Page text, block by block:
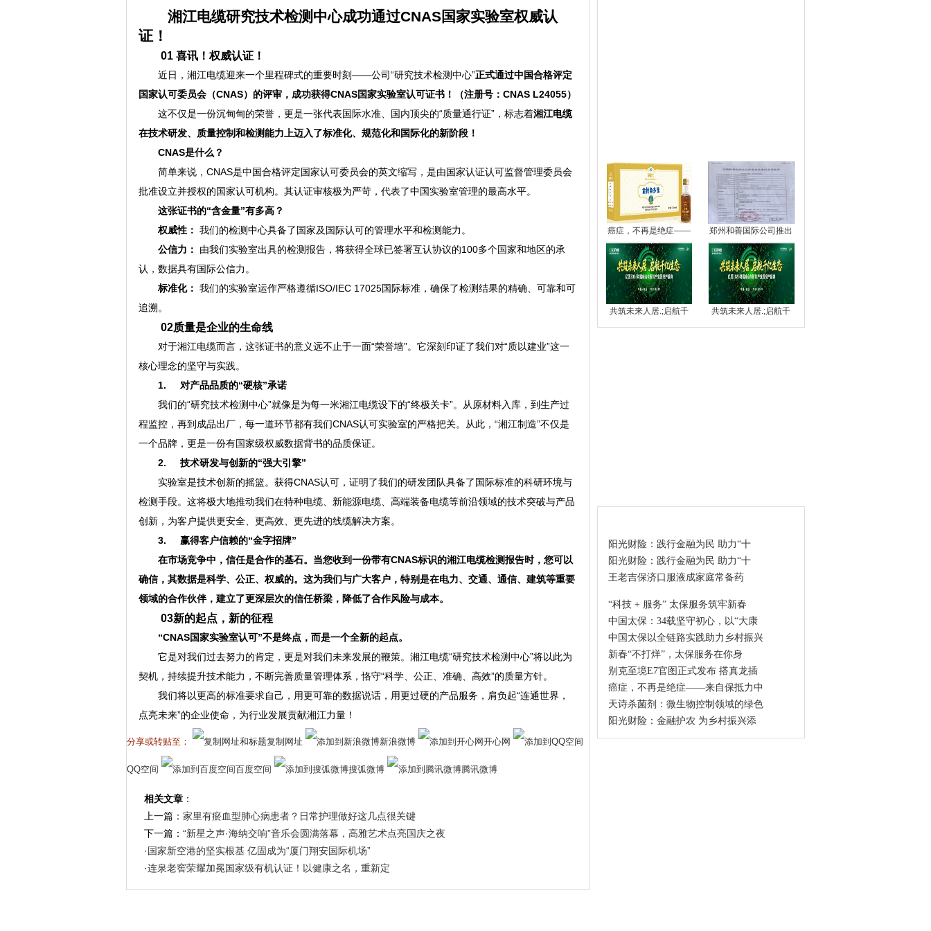
湘江电缆研究技术检测中心成功通过CNAS国家实验室权威认
证！
01 喜讯！权威认证！
近日，湘江电缆迎来一个里程碑式的重要时刻——公司“研究技术检测中心”正式通过中国合格评定
国家认可委员会（CNAS）的评审，成功获得CNAS国家实验室认可证书！（注册号：CNAS L24055）
这不仅是一份沉甸甸的荣誉，更是一张代表国际水准、国内顶尖的“质量通行证”，标志着湘江电缆
在技术研发、质量控制和检测能力上迈入了标准化、规范化和国际化的新阶段！
CNAS是什么？
简单来说，CNAS是中国合格评定国家认可委员会的英文缩写，是由国家认证认可监督管理委员会
批准设立并授权的国家认可机构。其认证审核极为严苛，代表了中国实验室管理的最高水平。
这张证书的“含金量”有多高？
权威性： 我们的检测中心具备了国家及国际认可的管理水平和检测能力。
公信力：
由我们实验室出具的检测报告，将获得全球已签署互认协议的100多个国家和地区的承
认，数据具有国际公信力。
标准化： 我们的实验室运作严格遵循ISO/IEC 17025国际标准，确保了检测结果的精确、可靠和可
追溯。
02质量是企业的生命线
对于湘江电缆而言，这张证书的意义远不止于一面“荣誉墙”。它深刻印证了我们对“质以建业”这一
核心理念的坚守与实践。
1. 对产品品质的“硬核”承诺
我们的“研究技术检测中心”就像是为每一米湘江电缆设下的“终极关卡”。从原材料入库，到生产过
程监控，再到成品出厂，每一道环节都有我们CNAS认可实验室的严格把关。从此，“湘江制造”不仅是
一个品牌，更是一份有国家级权威数据背书的品质保证。
2. 技术研发与创新的“强大引擎”
实验室是技术创新的摇篮。获得CNAS认可，证明了我们的研发团队具备了国际标准的科研环境与
检测手段。这将极大地推动我们在特种电缆、新能源电缆、高端装备电缆等前沿领域的技术突破与产品
创新，为客户提供更安全、更高效、更先进的线缆解决方案。
3. 赢得客户信赖的“金字招牌”
在市场竞争中，信任是合作的基石。当您收到一份带有CNAS标识的湘江电缆检测报告时，您可以
确信，其数据是科学、公正、权威的。这为我们与广大客户，特别是在电力、交通、通信、建筑等重要
领域的合作伙伴，建立了更深层次的信任桥梁，降低了合作风险与成本。
03新的起点，新的征程
“CNAS国家实验室认可”不是终点，而是一个全新的起点。
它是对我们过去努力的肯定，更是对我们未来发展的鞭策。湘江电缆“研究技术检测中心”将以此为
契机，持续提升技术能力，不断完善质量管理体系，恪守“科学、公正、准确、高效”的质量方针。
我们将以更高的标准要求自己，用更可靠的数据说话，用更过硬的产品服务，肩负起“连通世界，
点亮未来”的企业使命，为行业发展贡献湘江力量！
分享或转贴至： 复制网址 新浪微博 开心网
QQ空间 百度空间 搜弧微博 腾讯微博
相关文章 ：
上一篇： 家里有瘀血型肺心病患者？日常护理做好这几点很关键
下一篇： “新星之声·海纳交响”音乐会圆满落幕，高雅艺术点亮国庆之夜
· 国家新空港的坚实根基 亿固成为“厦门翔安国际机场”
·连泉老窖荣耀加冕国家级有机认证！以健康之名，重新定
癌症，不再是绝症—— 郑州和善国际公司推出
共筑未来人居.;启航千 共筑未来人居.;启航千
阳光财险：践行金融为民 助力“十
阳光财险：践行金融为民 助力“十
王老吉保济口服液成家庭常备药
“科技 + 服务” 太保服务筑牢新春
中国太保：34载坚守初心，以“大康
中国太保以全链路实践助力乡村振兴
新春“不打烊”，太保服务在你身
别克至境E7官图正式发布 搭真龙插
癌症，不再是绝症——来自保抵力中
天诗杀菌剂：微生物控制领域的绿色
阳光财险：金融护农 为乡村振兴添